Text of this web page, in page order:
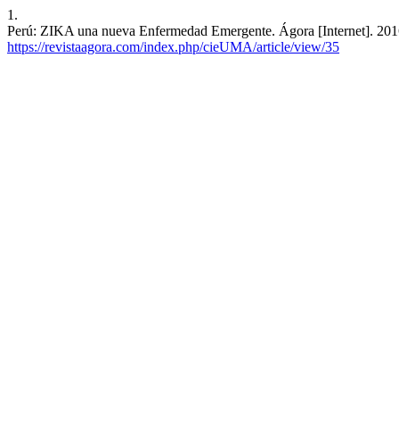
1.
Perú: ZIKA una nueva Enfermedad Emergente. Ágora [Internet].
https://revistaagora.com/index.php/cieUMA/article/view/35